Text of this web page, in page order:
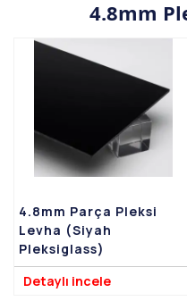
2.8mm Pleksi Levhalar
3.8mm Pleksi Levhalar
4.8mm Pleksi Levhalar
5.8mm Pleksi Levhalar
7.8mm Pleksi Levhalar
9.8mm Pleksi Levhalar
15mm Pleksi Levhalar
20mm Pleksi Levhalar
4.8mm
4.8mm Parça Pleksi
Levha (Siyah
Pleksiglass)
Detaylı incele